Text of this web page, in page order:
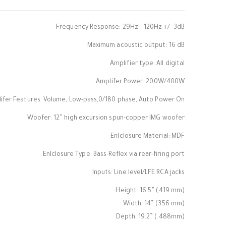
Frequency Response: 29Hz – 120Hz +/- 3dB
Maximum acoustic output: 16 dB
Amplifier type: All digital
Amplifer Power: 200W/400W
Features: Volume, Low-pass,0/180 phase, Auto Power On
Woofer: 12” high excursion spun-copper IMG woofer
Enlclosure Material: MDF
Enlclosure Type: Bass-Reflex via rear-firing port
Inputs: Line level/LFE RCA jacks
Height: 16.5” (419 mm)
Width: 14” (356 mm)
Depth: 19.2” ( 488mm)